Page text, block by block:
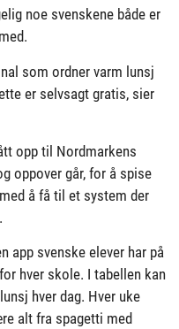
noe svenskene både er
som ordner varm lunsj
er selvsagt gratis, sier
opp til Nordmarkens
oppover går, for å spise
å få til et system der
app svenske elever har på
hver skole. I tabellen kan
hver dag. Hver uke
alt fra spagetti med